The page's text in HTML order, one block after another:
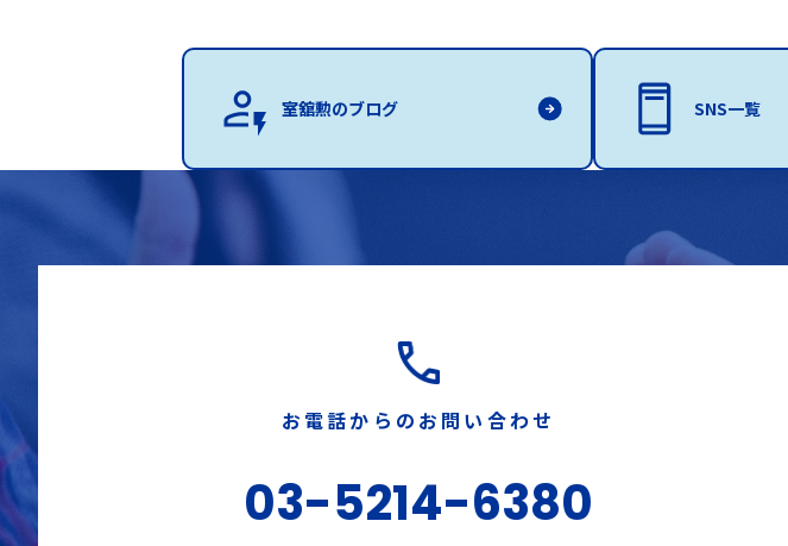
室舘勲のブログ SNS一覧
お電話からのお問い合わせ
03-5214-6380